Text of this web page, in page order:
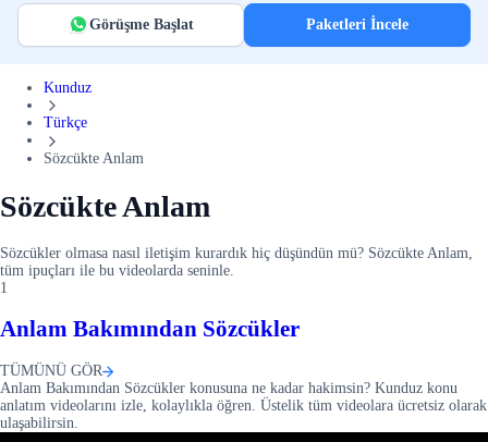
Görüşme Başlat Paketleri İncele
Kunduz
Türkçe
Sözcükte Anlam
Sözcükte Anlam
Sözcükler olmasa nasıl iletişim kurardık hiç düşündün mü? Sözcükte Anlam,
tüm ipuçları ile bu videolarda seninle.
1
Anlam Bakımından Sözcükler
TÜMÜNÜ GÖR
Anlam Bakımından Sözcükler konusuna ne kadar hakimsin? Kunduz konu
anlatım videolarını izle, kolaylıkla öğren. Üstelik tüm videolara ücretsiz olarak
ulaşabilirsin.